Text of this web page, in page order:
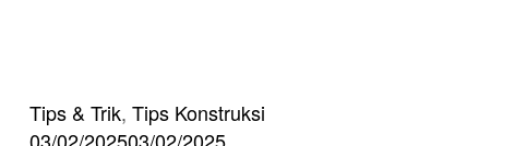
Tips & Trik, Tips Konstruksi